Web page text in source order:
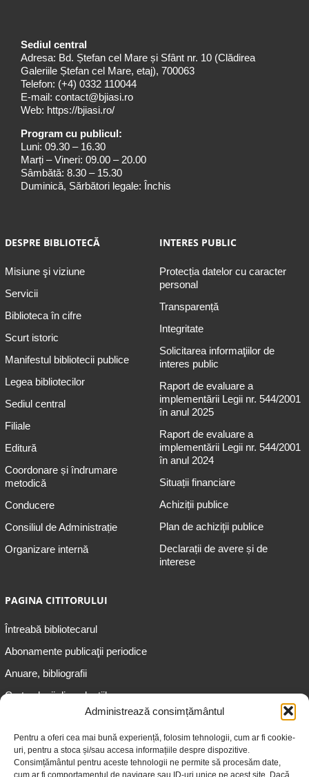
Administrează consimțământul
Pentru a oferi cea mai bună experiență, folosim tehnologii, cum ar fi cookie-
uri, pentru a stoca și/sau accesa informațiile despre dispozitive.
Consimțământul pentru aceste tehnologii ne permite să procesăm date,
cum ar fi comportamentul de navigare sau ID-uri unice pe acest site. Dacă
Sediul central
Adresa: Bd. Ștefan cel Mare și Sfânt nr. 10 (Clădirea
Galeriile Ștefan cel Mare, etaj), 700063
Telefon: (+4) 0332 110044
E-mail: contact@bjiasi.ro
Web: https://bjiasi.ro/
Program cu publicul:
Luni: 09.30 – 16.30
Marți – Vineri: 09.00 – 20.00
Sâmbătă: 8.30 – 15.30
Duminică, Sărbători legale: Închis
DESPRE BIBLIOTECĂ
Misiune şi viziune
Servicii
Biblioteca în cifre
Scurt istoric
Manifestul bibliotecii publice
Legea bibliotecilor
Sediul central
Filiale
Editură
Coordonare și îndrumare
metodică
Conducere
Consiliul de Administrație
Organizare internă
INTERES PUBLIC
Protecția datelor cu caracter
personal
Transparență
Integritate
Solicitarea informaţiilor de
interes public
Raport de evaluare a
implementării Legii nr. 544/2001
în anul 2025
Raport de evaluare a
implementării Legii nr. 544/2001
în anul 2024
Situații financiare
Achiziții publice
Plan de achiziţii publice
Declarații de avere și de
interese
PAGINA CITITORULUI
Întreabă bibliotecarul
Abonamente publicaţii periodice
Anuare, bibliografii
Cartea lunii din colecțiile
Informații pentru adolescenți
Informații pentru adulți